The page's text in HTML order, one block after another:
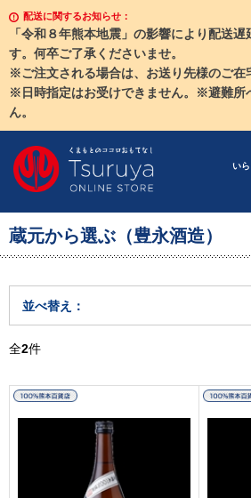
配送に関するお知らせ：
「令和８年熊本地震」の影響により配送
す。何卒ご了承くださいませ。
※ご注文される場合は、お送り先様のご在
※日時指定はお受けできません。※避難所
ん。
い
蔵元から選ぶ（豊永酒造）
並べ替え：
全2件